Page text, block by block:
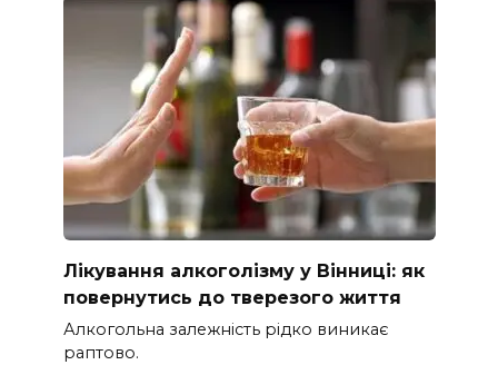
Лікування алкоголізму у Вінниці: як
повернутись до тверезого життя
Алкогольна залежність рідко виникає
раптово.